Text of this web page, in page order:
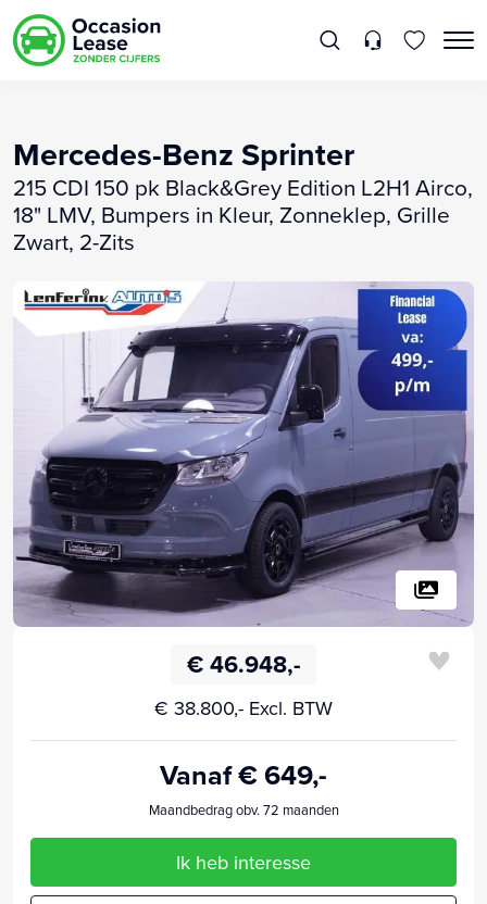
Mercedes-Benz Sprinter
215 CDI 150 pk Black&Grey Edition L2H1 Airco,
18" LMV, Bumpers in Kleur, Zonneklep, Grille
Zwart, 2-Zits
€ 46.948,-
€ 38.800,- Excl. BTW
Vanaf € 649,-
Maandbedrag obv. 72 maanden
Ik heb interesse